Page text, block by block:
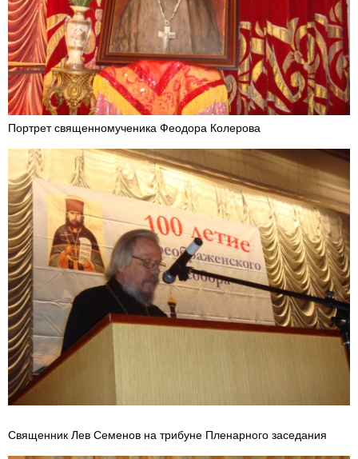
Портрет священномученика Феодора Колерова
Священник Лев Семенов на трибуне Пленарного заседания